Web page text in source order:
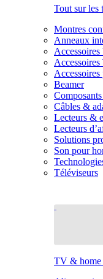
Tout sur les
Montres
Anneaux
Accessoires
Beamer
Câbles &
Lecteurs &
Lecteurs
Solutions
Son pour
Téléviseurs
TV & home